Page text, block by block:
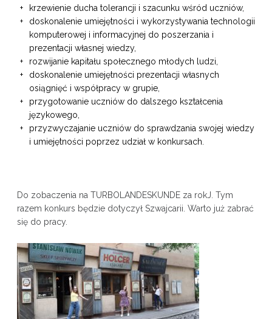
krzewienie ducha tolerancji i szacunku wśród uczniów,
doskonalenie umiejętności i wykorzystywania technologii
komputerowej i informacyjnej do poszerzania i
prezentacji własnej wiedzy,
rozwijanie kapitału społecznego młodych ludzi,
doskonalenie umiejętności prezentacji własnych
osiągnięć i współpracy w grupie,
przygotowanie uczniów do dalszego kształcenia
językowego,
przyzwyczajanie uczniów do sprawdzania swojej wiedzy
i umiejętności poprzez udział w konkursach.
Do zobaczenia na TURBOLANDESKUNDE za rokJ. Tym
razem konkurs będzie dotyczył Szwajcarii. Warto już zabrać
się do pracy.